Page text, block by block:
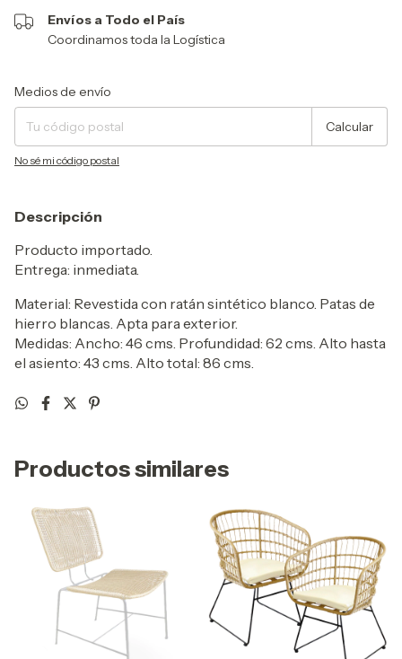
Envíos a Todo el País
Coordinamos toda la Logística
Entregas para el CP:
Medios de envío
Calcular
No sé mi código postal
Descripción
Producto importado.
Entrega: inmediata.
Material: Revestida con ratán sintético blanco. Patas de
hierro blancas. Apta para exterior.
Medidas: Ancho: 46 cms. Profundidad: 62 cms. Alto hasta
el asiento: 43 cms. Alto total: 86 cms.
Productos similares